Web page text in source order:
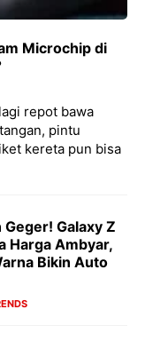
Microchip di
repot bawa
pintu
kereta pun bisa
Galaxy Z
Harga Ambyar,
Bikin Auto